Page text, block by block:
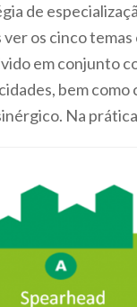
de
ver os cinco
em conjunto
bem
Na